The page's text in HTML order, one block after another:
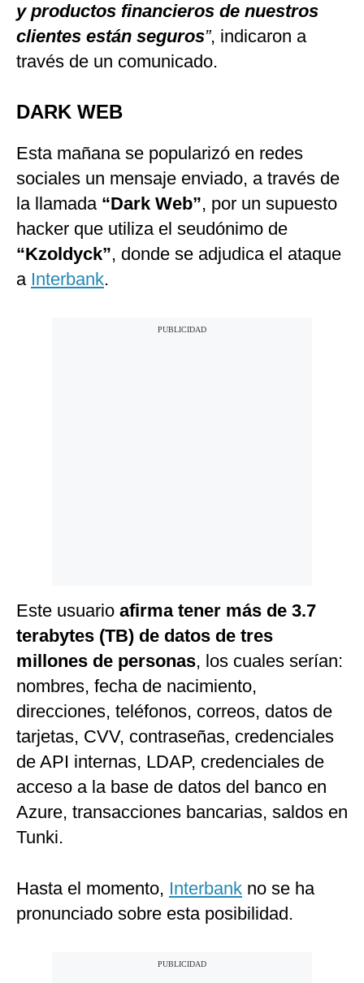
y productos financieros de nuestros
clientes están seguros”, indicaron a
través de un comunicado.
DARK WEB
Esta mañana se popularizó en redes
sociales un mensaje enviado, a través de
la llamada “Dark Web”, por un supuesto
hacker que utiliza el seudónimo de
“Kzoldyck”, donde se adjudica el ataque
a Interbank.
Este usuario afirma tener más de 3.7
terabytes (TB) de datos de tres
millones de personas, los cuales serían:
nombres, fecha de nacimiento,
direcciones, teléfonos, correos, datos de
tarjetas, CVV, contraseñas, credenciales
de API internas, LDAP, credenciales de
acceso a la base de datos del banco en
Azure, transacciones bancarias, saldos en
Tunki.
Hasta el momento, Interbank no se ha
pronunciado sobre esta posibilidad.